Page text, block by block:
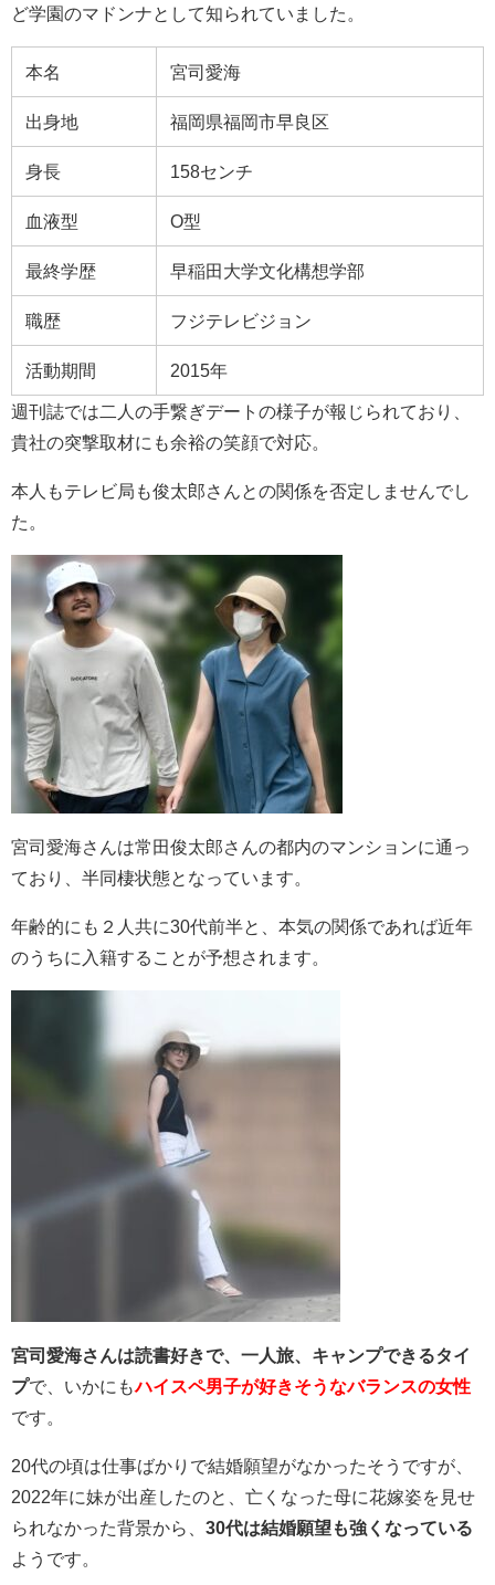
ど学園のマドンナとして知られていました。
本名 宮司愛海
出身地 福岡県福岡市早良区
身長 158センチ
血液型 O型
最終学歴 早稲田大学文化構想学部
職歴 フジテレビジョン
活動期間 2015年
週刊誌では二人の手繋ぎデートの様子が報じられており、
貴社の突撃取材にも余裕の笑顔で対応。
本人もテレビ局も俊太郎さんとの関係を否定しませんでし
た。
宮司 愛海さんは常田俊太郎さんの都内のマンションに通っ
ており、半同棲状態となっています。
年齢的にも２人共に30代前半と、本気の関係であれば近年
のうちに入籍することが予想されます。
宮司 愛海さんは読書好きで、一人旅、キャンプできるタイ
プで、いかにもハイスペ男子が好きそうなバランスの女性
です。
20代の頃は仕事ばかりで結婚願望がなかったそうですが、
2022年に妹が出産したのと、亡くなった母に花嫁姿を見せ
られなかった背景から、 30代は結婚願望も強くなっている
ようです。